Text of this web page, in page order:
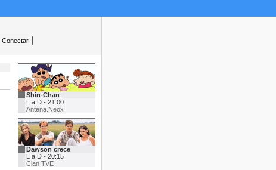
Shin-Chan
L a D - 21:00
Antena.Neox
Dawson crece
L a D - 20:15
Clan TVE